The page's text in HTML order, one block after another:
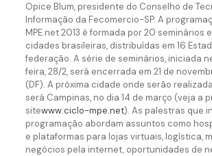
Opice Blum, presidente do Conselho de
Informação da Fecomercio-SP. A
MPE.net 2013 é formada por 20 seminários
cidades brasileiras, distribuídas em 16
federação. A série de seminários, iniciada
feira, 28/2, será encerrada em 21 de
(DF). A próxima cidade onde serão
será Campinas, no dia 14 de março (veja a
sitewww.ciclo-mpe.net). As palestras que
programação abordam assuntos como
e plataformas para lojas virtuais, logística,
negócios pela internet, oportunidades de